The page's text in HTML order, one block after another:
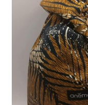
Privacy Policy